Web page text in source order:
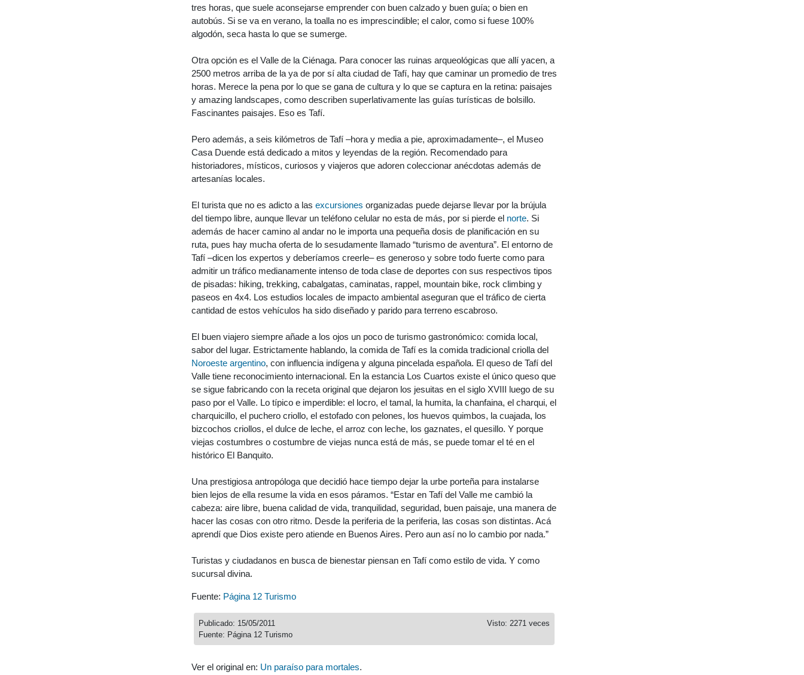
tres horas, que suele aconsejarse emprender con buen calzado y buen guía; o bien en
autobús. Si se va en verano, la toalla no es imprescindible; el calor, como si fuese 100%
algodón, seca hasta lo que se sumerge.
Otra opción es el Valle de la Ciénaga. Para conocer las ruinas arqueológicas que allí yacen, a
2500 metros arriba de la ya de por sí alta ciudad de Tafí, hay que caminar un promedio de tres
horas. Merece la pena por lo que se gana de cultura y lo que se captura en la retina: paisajes
y amazing landscapes, como describen superlativamente las guías turísticas de bolsillo.
Fascinantes paisajes. Eso es Tafí.
Pero además, a seis kilómetros de Tafí –hora y media a pie, aproximadamente–, el Museo
Casa Duende está dedicado a mitos y leyendas de la región. Recomendado para
historiadores, místicos, curiosos y viajeros que adoren coleccionar anécdotas además de
artesanías locales.
El turista que no es adicto a las excursiones organizadas puede dejarse llevar por la brújula
del tiempo libre, aunque llevar un teléfono celular no esta de más, por si pierde el norte. Si
además de hacer camino al andar no le importa una pequeña dosis de planificación en su
ruta, pues hay mucha oferta de lo sesudamente llamado “turismo de aventura”. El entorno de
Tafí –dicen los expertos y deberíamos creerle– es generoso y sobre todo fuerte como para
admitir un tráfico medianamente intenso de toda clase de deportes con sus respectivos tipos
de pisadas: hiking, trekking, cabalgatas, caminatas, rappel, mountain bike, rock climbing y
paseos en 4x4. Los estudios locales de impacto ambiental aseguran que el tráfico de cierta
cantidad de estos vehículos ha sido diseñado y parido para terreno escabroso.
El buen viajero siempre añade a los ojos un poco de turismo gastronómico: comida local,
sabor del lugar. Estrictamente hablando, la comida de Tafí es la comida tradicional criolla del
Noroeste argentino, con influencia indígena y alguna pincelada española. El queso de Tafí del
Valle tiene reconocimiento internacional. En la estancia Los Cuartos existe el único queso que
se sigue fabricando con la receta original que dejaron los jesuitas en el siglo XVIII luego de su
paso por el Valle. Lo típico e imperdible: el locro, el tamal, la humita, la chanfaina, el charqui, el
charquicillo, el puchero criollo, el estofado con pelones, los huevos quimbos, la cuajada, los
bizcochos criollos, el dulce de leche, el arroz con leche, los gaznates, el quesillo. Y porque
viejas costumbres o costumbre de viejas nunca está de más, se puede tomar el té en el
histórico El Banquito.
Una prestigiosa antropóloga que decidió hace tiempo dejar la urbe porteña para instalarse
bien lejos de ella resume la vida en esos páramos. “Estar en Tafí del Valle me cambió la
cabeza: aire libre, buena calidad de vida, tranquilidad, seguridad, buen paisaje, una manera de
hacer las cosas con otro ritmo. Desde la periferia de la periferia, las cosas son distintas. Acá
aprendí que Dios existe pero atiende en Buenos Aires. Pero aun así no lo cambio por nada.”
Turistas y ciudadanos en busca de bienestar piensan en Tafí como estilo de vida. Y como
sucursal divina.
Fuente: Página 12 Turismo
Visto: 2271 veces
Publicado: 15/05/2011
Fuente: Página 12 Turismo
Ver el original en: Un paraíso para mortales.